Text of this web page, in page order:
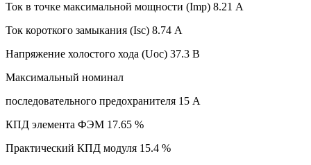
Ток в точке максимальной мощности (Imp) 8.21 А
Ток короткого замыкания (Isc) 8.74 А
Напряжение холостого хода (Uoc) 37.3 В
Максимальный номинал
последовательного предохранителя 15 А
КПД элемента ФЭМ 17.65 %
Практический КПД модуля 15.4 %